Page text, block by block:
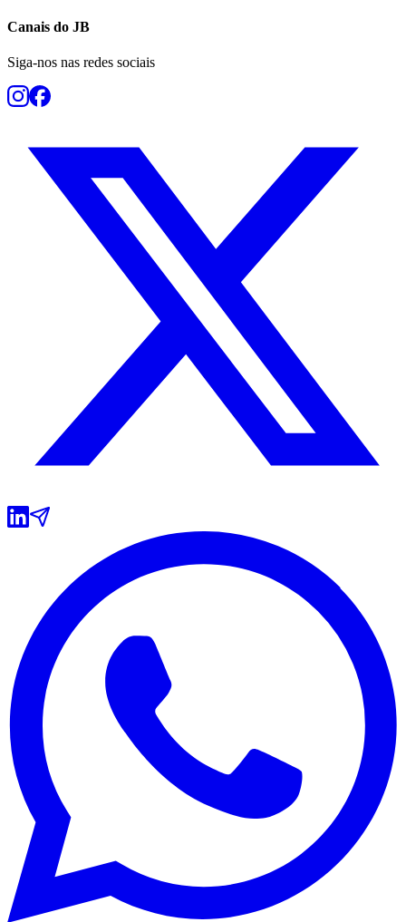
Canais do JB
Siga-nos nas redes sociais